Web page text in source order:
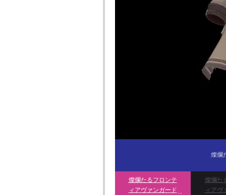
燦爛
燦爛たるフロンテ
ィアヴァンガード
燦爛た
ィアヴ